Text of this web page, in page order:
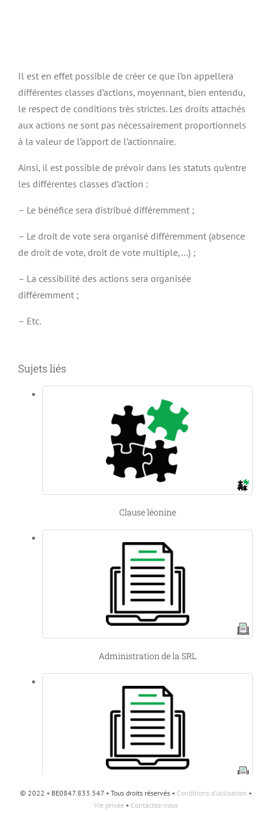
Il est en effet possible de créer ce que l’on appellera
différentes classes d’actions, moyennant, bien entendu,
le respect de conditions très strictes. Les droits attachés
aux actions ne sont pas nécessairement proportionnels
à la valeur de l’apport de l’actionnaire.
Ainsi, il est possible de prévoir dans les statuts qu’entre
les différentes classes d’action :
– Le bénéfice sera distribué différemment ;
– Le droit de vote sera organisé différemment (absence
de droit de vote, droit de vote multiple,…) ;
– La cessibilité des actions sera organisée
différemment ;
– Etc.
Sujets liés
Clause léonine
Administration de la SRL
Responsabilité des fondateurs d’une société (SRL)
© 2022 • BE0847.833.547 • Tous droits réservés • Conditions d'utilisation •
Vie privée• Contactez-nous